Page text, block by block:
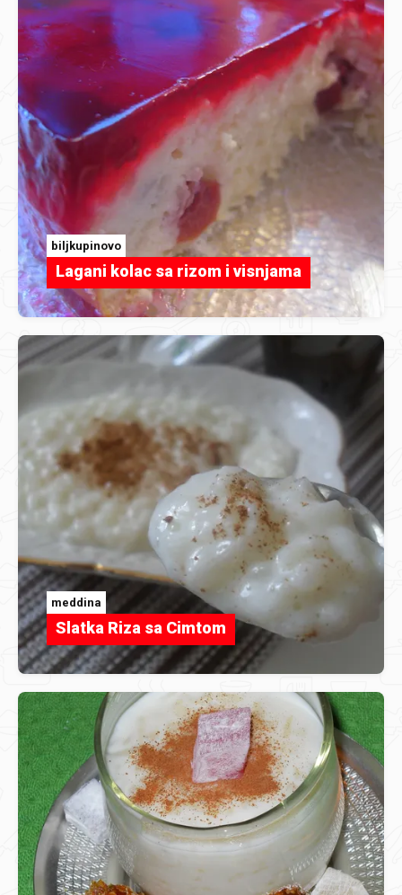
biljkupinovo
Lagani kolac sa rizom i visnjama
meddina
Slatka Riza sa Cimtom